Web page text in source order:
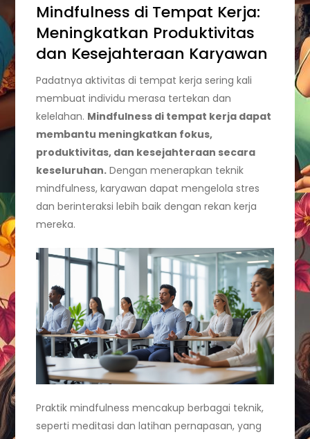
Mindfulness di Tempat Kerja:
Meningkatkan Produktivitas
dan Kesejahteraan Karyawan
Padatnya aktivitas di tempat kerja sering kali
membuat individu merasa tertekan dan
kelelahan. Mindfulness di tempat kerja dapat
membantu meningkatkan fokus,
produktivitas, dan kesejahteraan secara
keseluruhan. Dengan menerapkan teknik
mindfulness, karyawan dapat mengelola stres
dan berinteraksi lebih baik dengan rekan kerja
mereka.
Praktik mindfulness mencakup berbagai teknik,
seperti meditasi dan latihan pernapasan, yang